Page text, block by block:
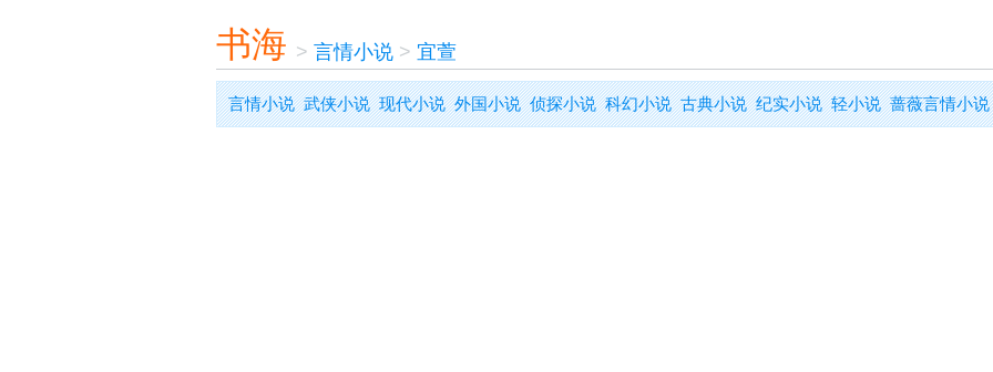
书海 > 言情小说> 宜萱
言情小说 武侠小说 现代小说 外国小说 侦探小说 科幻小说 古典小说 纪实小说 轻小说 蔷薇言情小说